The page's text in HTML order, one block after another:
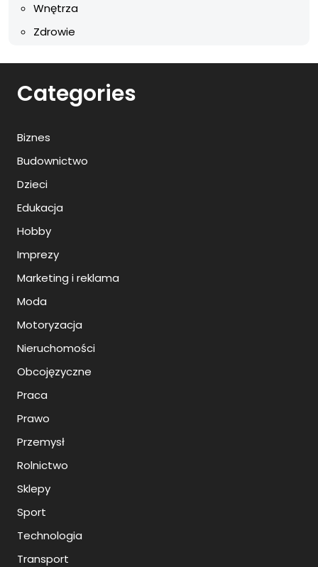
Wnętrza
Zdrowie
Categories
Biznes
Budownictwo
Dzieci
Edukacja
Hobby
Imprezy
Marketing i reklama
Moda
Motoryzacja
Nieruchomości
Obcojęzyczne
Praca
Prawo
Przemysł
Rolnictwo
Sklepy
Sport
Technologia
Transport